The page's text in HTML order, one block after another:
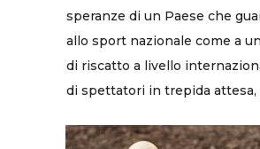
speranze di un Paese che
allo sport nazionale come a
di riscatto a livello
di spettatori in trepida attesa,